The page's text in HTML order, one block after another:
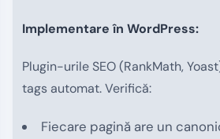
Implementare în WordPress:
Plugin-urile SEO (RankMath,
tags automat. Verifică:
Fiecare pagină are un